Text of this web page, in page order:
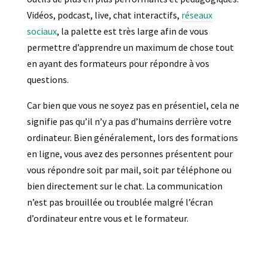
Vidéos, podcast, live, chat interactifs, réseaux
sociaux, la palette est très large afin de vous
permettre d’apprendre un maximum de chose tout
en ayant des formateurs pour répondre à vos
questions.
Car bien que vous ne soyez pas en présentiel, cela ne
signifie pas qu’il n’y a pas d’humains derrière votre
ordinateur. Bien généralement, lors des formations
en ligne, vous avez des personnes présentent pour
vous répondre soit par mail, soit par téléphone ou
bien directement sur le chat. La communication
n’est pas brouillée ou troublée malgré l’écran
d’ordinateur entre vous et le formateur.